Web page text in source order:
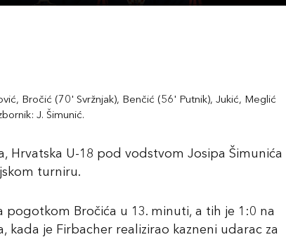
Bročić (70' Svržnjak), Benčić (56' Putnik), Jukić, Meglić
J. Šimunić.
Hrvatska U-18 pod vodstvom Josipa Šimunića
turniru.
pogotkom Bročića u 13. minuti, a tih je 1:0 na
kada je Firbacher realizirao kazneni udarac za